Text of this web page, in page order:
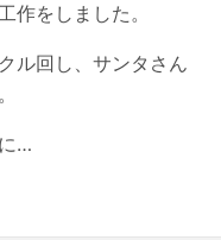
作をしました。
ル回し、サンタさん
…